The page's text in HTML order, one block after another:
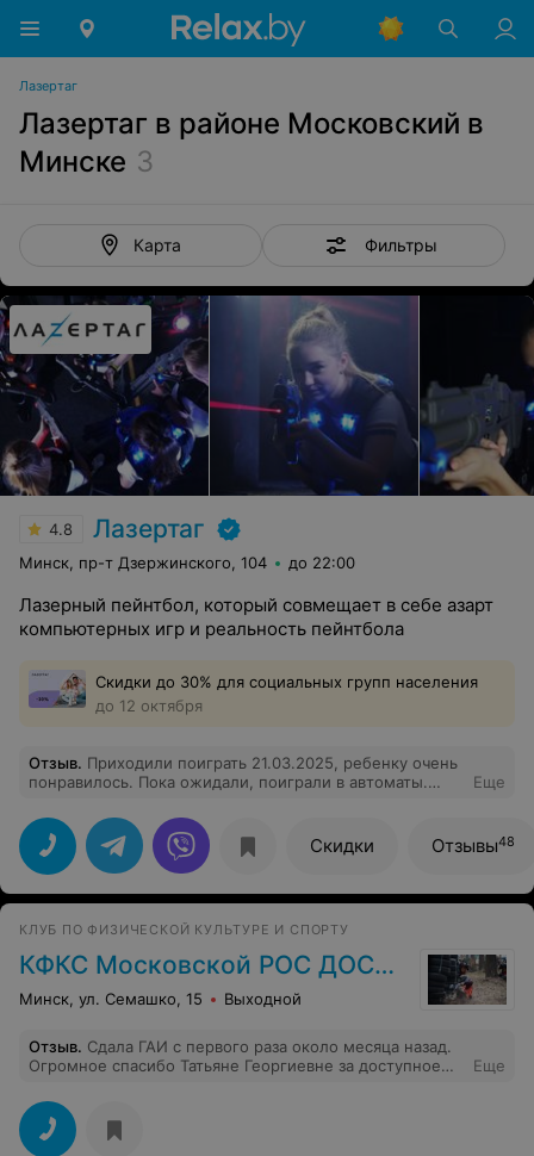
Лазертаг
Лазертаг в районе Московский в
Минске 3
Карта Фильтры
4.8 Лазертаг
Минск, пр-т Дзержинского, 104 до 22:00
Лазерный пейнтбол, который совмещает в себе азарт
компьютерных игр и реальность пейнтбола
Скидки до 30% для социальных групп населения
до 12 октября
Отзыв. Приходили поиграть 21.03.2025, ребенку очень
понравилось. Пока ожидали, поиграли в автоматы.
играть. Восторгов после игры было много! Спасибо
Еще
Скидки Отзывы48
КЛУБ ПО ФИЗИЧЕСКОЙ КУЛЬТУРЕ И СПОРТУ
КФКС Московской РОС ДОСААФ
Минск, ул. Семашко, 15 Выходной
Отзыв. Сдала ГАИ с первого раза около месяца назад.
Огромное спасибо Татьяне Георгиевне за доступное
бесценный опыт вождения. Все знания определённо
пригодились. Ничуть не жалею, что пошла учиться
именно в эту автошколу.
Еще